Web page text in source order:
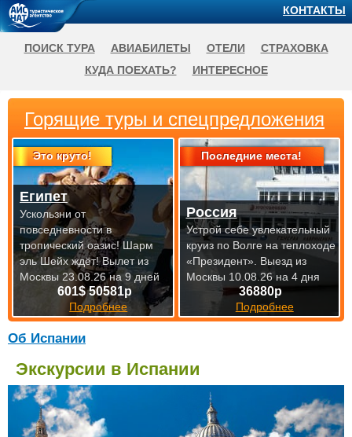
Об Испании
Экскурсии в Испании
Горящие туры и спецпредложения
Это круто!
601$ 50581р
Подробнее
Египет
Ускользни от
повседневности в
тропический оазис! Шарм
эль Шейх ждёт!Вылет из
Москвы 23.08.26 на 9 дней
Последние места!
36880р
Подробнее
Россия
Устрой себе увлекательный
круиз по Волге на теплоходе
«Президент». Выезд из
Москвы 10.08.26 на 4 дня
КОНТАКТЫ
ПОИСК ТУРА АВИАБИЛЕТЫ ОТЕЛИ
СТРАХОВКА
КУДА ПОЕХАТЬ?
ИНТЕРЕСНОЕ